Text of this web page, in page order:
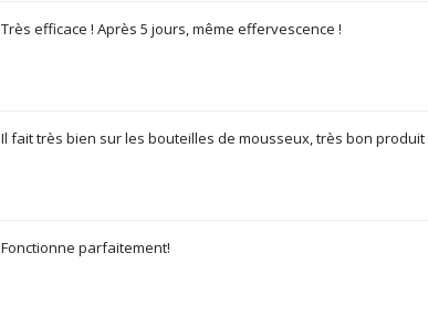
Très efficace ! Après 5 jours, même effervescence !
Il fait très bien sur les bouteilles de mousseux, très bon produit
Fonctionne parfaitement!